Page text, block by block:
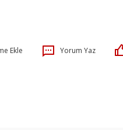
Yorum Yaz